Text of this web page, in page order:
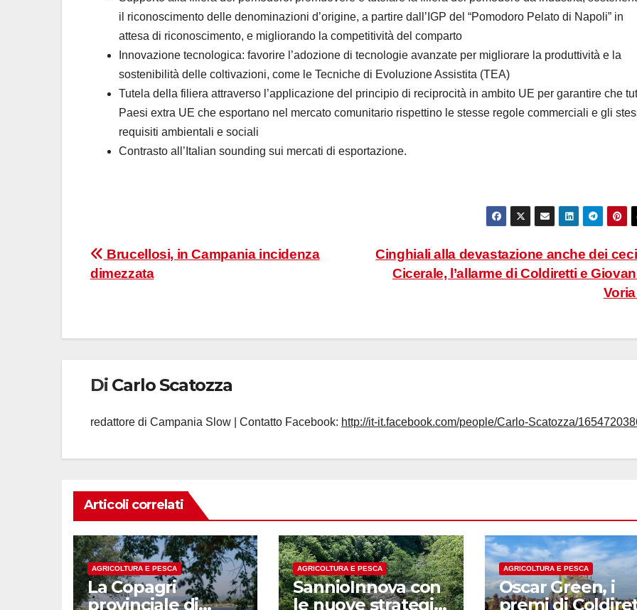
il riconoscimento delle denominazioni d’origine, a partire dall’IGP del “Pomodoro Pelato di Napoli” in
attesa di riconoscimento, e migliorando la competitività del comparto
Innovazione tecnologica: favorire l’adozione di tecnologie avanzate per migliorare la produttività e la
sostenibilità delle coltivazioni, come le Tecniche di Evoluzione Assistita (TEA)
Tutela della filiera attraverso l’applicazione del principio di reciprocità in ambito UE per garantire che
Paesi extra UE che esportano nel mercato comunitario rispettino le stesse regole commerciali e gli
requisiti ambientali e sociali
Contrasto all’Italian sounding sui mercati di esportazione.
Navigazione
articoli
Cinghiali alla devastazione anche dei
Cicerale, l’allarme di Coldiretti e
Voria
Brucellosi, in Campania incidenza
dimezzata
Di Carlo Scatozza
redattore di Campania Slow | Contatto Facebook: http://it-it.facebook.com/people/Carlo-Scatozza/
Articoli correlati
AGRICOLTURA E PESCA
La Copagri
provinciale di
AGRICOLTURA E PESCA
SannioInnova con
le nuove strategie
AGRICOLTURA E PESCA
Oscar Green, i
premi di